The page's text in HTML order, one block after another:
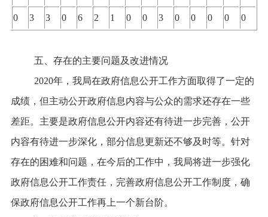
0 3 3 0 6 2 1 0 0 3 0 0 0 0 0
五、存在的主要问题及改进情况
2020年，我局在政府信息公开工作方面取得了一定的
成绩，但主动公开政府信息内容与公众的需求还存在一些
差距。主要是政府信息公开内容还有待进一步完善，公开
内容有待进一步深化，部分信息更新还不够及时等。针对
存在的困难和问题，在今后的工作中，我局将进一步强化
政府信息公开工作责任，完善政府信息公开工作制度，确
保政府信息公开工作再上一个新台阶。